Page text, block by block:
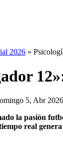
2026 »
5, Abr 2026
la pasión
real